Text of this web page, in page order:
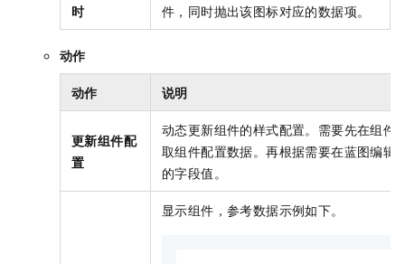
时
件，同时抛出该图标对应的数据项。
动作
动作 说明
更新组件配
置
动态更新组件的样式配置。需要先在组件
取组件配置数据。再根据需要在蓝图编辑
的字段值。
显示组件，参考数据示例如下。